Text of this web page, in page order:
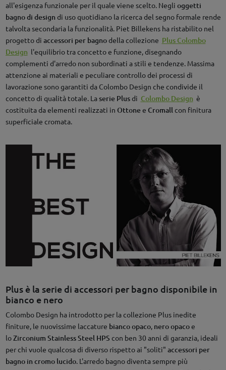
all'esigenza funzionale per il quale viene scelto. Negli oggetti
bagno di design di uso quotidiano la ricerca del segno formale rende
talvolta secondaria la funzionalità. Piet Billekens ha ristabilito nel
progetto di accessori per bagnodella collezione Plus Colombo
Design l'equilibrio tra concetto e funzione, disegnando
complementi d'arredo non subordinati a stili e tendenze. Massima
attenzione ai materiali e peculiare controllo dei processi di
lavorazione sono garantiti da Colombo Design che condivide il
concetto di qualità totale. Laserie Plusdi Colombo Design è
costituita da elementi realizzati in Ottonee Cromallcon finitura
superficiale cromata.
Plus è la serie di accessori per bagno disponibile in
bianco e nero
Colombo Design ha introdotto per la collezione Plus inedite
finiture, le nuovissime laccature bianco opaco, nero opacoe
loZirconium Stainless Steel HPS con ben 30 anni di garanzia, ideali
per chi vuole qualcosa di diverso rispetto ai "soliti" accessori per
bagno in cromo lucido. L'arredo bagno diventa sempre più